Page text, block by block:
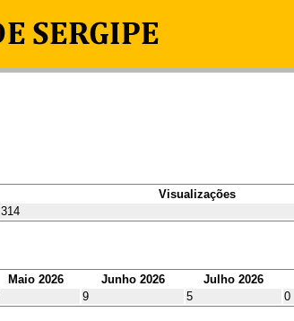
Visualizações
314
Maio 2026 Junho 2026 Julho 2026
9 5 0